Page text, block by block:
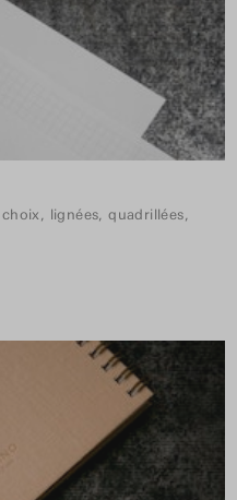
lignées, quadrillées,